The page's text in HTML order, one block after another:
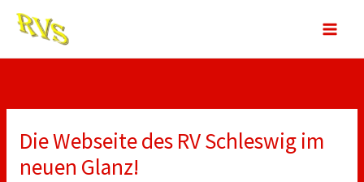
Zum
Inhalt
springen
Die Webseite des RV Schleswig im
neuen Glanz!